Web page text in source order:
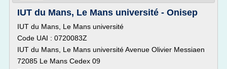
IUT du Mans, Le Mans université - Onisep
IUT du Mans, Le Mans université
Code UAI : 0720083Z
IUT du Mans, Le Mans université Avenue Olivier Messiaen
72085 Le Mans Cedex 09